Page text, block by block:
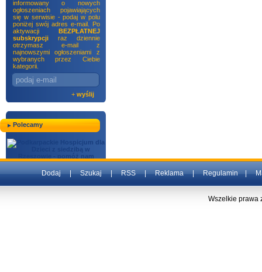
informowany o nowych
ogłoszeniach pojawiających
się w serwisie - podaj w polu
poniżej swój adres e-mail. Po
aktywacji BEZPŁATNEJ
subskrypcji raz dziennie
otrzymasz e-mail z
najnowszymi ogłoszeniami z
wybranych przez Ciebie
kategorii.
+ wyślij
Polecamy
Dodaj|Szukaj|RSS|Reklama|Regulamin|
Wszelkie prawa